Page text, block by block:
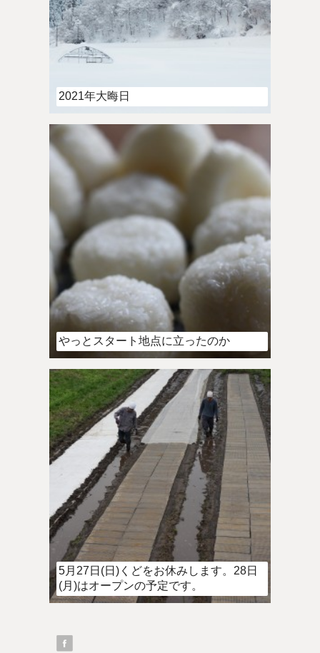
2021年大晦日
やっとスタート地点に立ったのか
5月27日(日)くどをお休みします。28日
(月)はオープンの予定です。